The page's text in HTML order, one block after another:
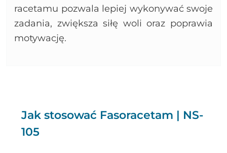
racetamu pozwala lepiej wykonywać swoje
zadania, zwiększa siłę woli oraz poprawia
motywację.
Jak stosować Fasoracetam | NS-
105